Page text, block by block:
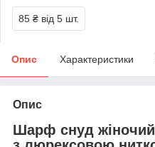
85 ₴ від 5 шт.
Опис Характеристики
Опис
Шарф снуд жіночий